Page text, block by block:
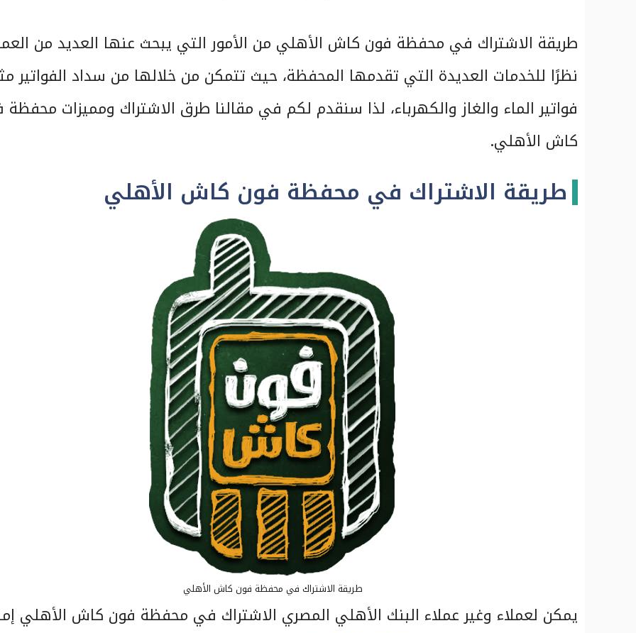
طريقة الاشتراك في محفظة فون كاش الأهلي من الأمور التي يبحث عنها العديد من
نظرًا للخدمات العديدة التي تقدمها المحفظة، حيث تتمكن من خلالها من سداد الفواتير
فواتير الماء والغاز والكهرباء، لذا سنقدم لكم في مقالنا طرق الاشتراك ومميزات
كاش الأهلي.
طريقة الاشتراك في محفظة فون كاش الأهلي
طريقة الاشتراك في محفظة فون كاش الأهلي
يمكن لعملاء وغير عملاء البنك الأهلي المصري الاشتراك في محفظة فون كاش الأهلي